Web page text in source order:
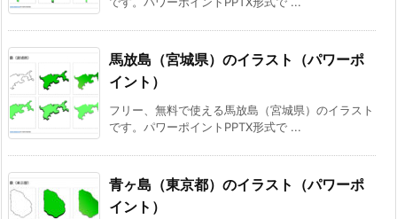
馬放島（宮城県）のイラスト（パワーポ
イント）
フリー、無料で使える馬放島（宮城県）のイラスト
です。パワーポイントPPTX形式で ...
青ヶ島（東京都）のイラスト（パワーポ
イント）